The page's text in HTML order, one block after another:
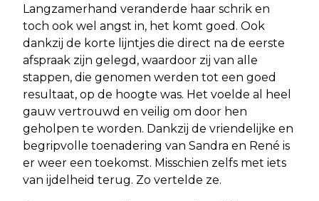
Langzamerhand veranderde haar schrik en
toch ook wel angst in, het komt goed. Ook
dankzij de korte lijntjes die direct na de eerste
afspraak zijn gelegd, waardoor zij van alle
stappen, die genomen werden tot een goed
resultaat, op de hoogte was. Het voelde al heel
gauw vertrouwd en veilig om door hen
geholpen te worden. Dankzij de vriendelijke en
begripvolle toenadering van Sandra en René is
er weer een toekomst. Misschien zelfs met iets
van ijdelheid terug. Zo vertelde ze.